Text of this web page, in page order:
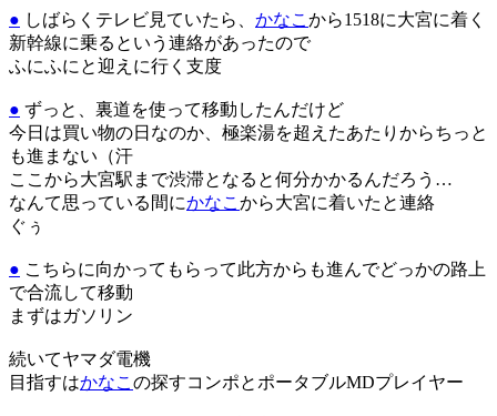
● しばらくテレビ見ていたら、 かなこ から1518に大宮に着く
新幹線に乗るという連絡があったので
ふにふにと迎えに行く支度
● ずっと、裏道を使って移動したんだけど
今日は買い物の日なのか、極楽湯を超えたあたりからちっと
も進まない（汗
ここから大宮駅まで渋滞となると何分かかるんだろう…
なんて思っている間にかなこ から大宮に着いたと連絡
ぐぅ
● こちらに向かってもらって此方からも進んでどっかの路上
で合流して移動
まずはガソリン
続いてヤマダ電機
目指すはかなこ の探すコンポとポータブルMDプレイヤー